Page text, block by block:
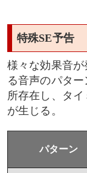
特殊SE予告
様々な効果音
る音声のパタ
所存在し、タ
が生じる。
パターン